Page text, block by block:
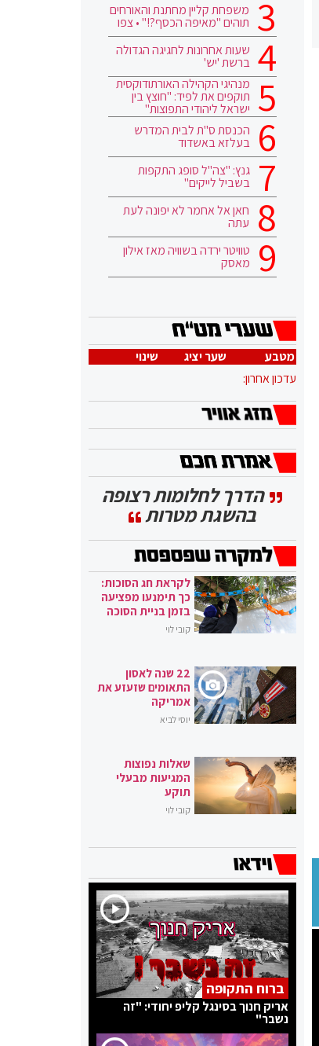
משפחת קליין מחתנת והאורחים
תוהים "מאיפה הכסף?!" • צפו
שעות אחרונות לחגיגה הגדולה
ברשת 'יש'
מנהיגי הקהילה האורתודוקסית
תוקפים את לפיד: "חוצץ בין
ישראל ליהודי התפוצות"
הכנסת ס"ת לבית המדרש
בעלזא באשדוד
גנץ: "צה"ל סופג התקפות
בשביל לייקים"
חאן אל אחמר לא יפונה לעת
עתה
טוויטר ירדה בשוויה מאז אילון
מאסק
מטבע שער יציג
שינוי
עדכון אחרון:
הדרך לחלומות רצופה
בהשגת מטרות
לקראת חג הסוכות:
כך תימנעו מפציעה
בזמן בניית הסוכה
קובי לוי
22 שנה לאסון
התאומים שזעזע את
אמריקה
יוסי לביא
שאלות נפוצות
המגיעות מבעלי
תוקע
קובי לוי
ברוח התקופה
אריק חנוך בסינגל קליפ יחודי: "זה
נשבר"